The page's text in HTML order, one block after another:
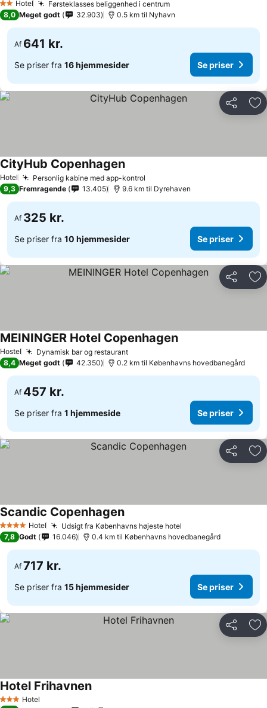
2 Stjerner
Hotel Førsteklasses beliggenhed i centrumSe priser
8,0 Meget godt 32.903 0.5 km til Nyhavn
Af 641 kr.
Se priser fra 16 hjemmesider Se priser
Del
Hotel Personlig kabine med app-kontrol
CityHub CopenhagenSe priser
9,3 Fremragende 13.405 9.6 km til Dyrehaven
Af 325 kr.
Se priser fra 10 hjemmesider Se priser
Del
Hostel Dynamisk bar og restaurantSe priser
MEININGER Hotel CopenhagenSe priser
8,4 Meget godt 42.350 0.2 km til Københavns hovedbanegård
Af 457 kr.
Se priser fra 1 hjemmeside Se priser
Del
4 StjernerHotel Udsigt fra Københavns højeste hotel
Scandic CopenhagenSe priser
7,8 Godt 16.046 0.4 km til Københavns hovedbanegård
Af 717 kr.
Se priser fra 15 hjemmesider Se priser
Del
3 StjernerHotel
Hotel FrihavnenSe priser